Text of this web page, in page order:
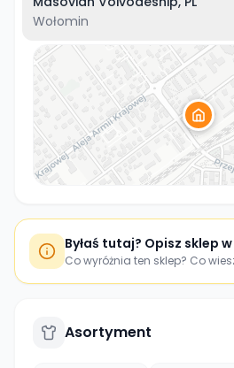
Wołomin
Byłaś tutaj? Opisz sklep w
Co wyróżnia ten sklep? Co
Asortyment